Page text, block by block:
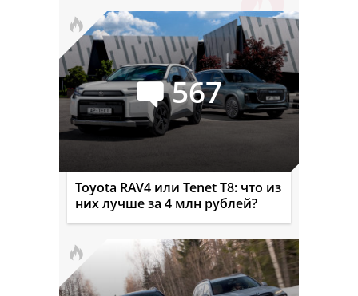
567
Toyota RAV4 или Tenet T8: что из
них лучше за 4 млн рублей?